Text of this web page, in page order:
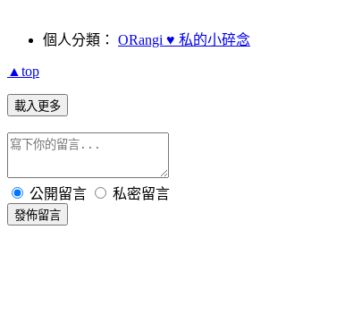
個人分類： ORangi ♥ 私的小碎念
▲top
載入更多
公開留言 私密留言
發佈留言